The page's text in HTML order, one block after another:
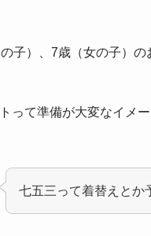
子）、7歳（女の子）の
って準備が大変なイメー
七五三って着替えと